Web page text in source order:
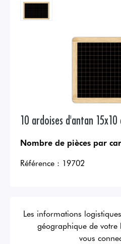
10 ardoises d'antan 15x10
Nombre de pièces par
Référence : 19702
Les informations
géographique de votre
vous